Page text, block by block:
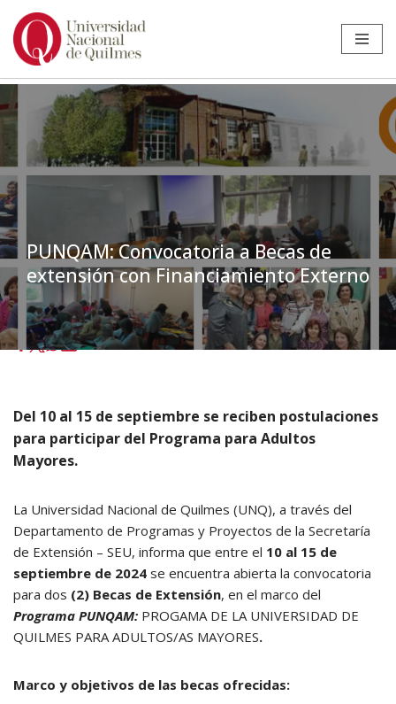
Ir
contenido
PUNQAM: Convocatoria a Becas de
extensión con Financiamiento Externo
Inicio Noticias Ciencias Sociales
PUNQAM: Convocatoria a Becas
de extensión con Financiamiento Externo
Del 10 al 15 de septiembre se reciben postulaciones
para participar del Programa para Adultos
Mayores.
La Universidad Nacional de Quilmes (UNQ), a través del
Departamento de Programas y Proyectos de la Secretaría
de Extensión – SEU, informa que entre el 10 al 15 de
septiembre de 2024 se encuentra abierta la convocatoria
para dos (2) Becas de Extensión, en el marco del
Programa PUNQAM: PROGAMA DE LA UNIVERSIDAD DE
QUILMES PARA ADULTOS/AS MAYORES.
Marco y objetivos de las becas ofrecidas: